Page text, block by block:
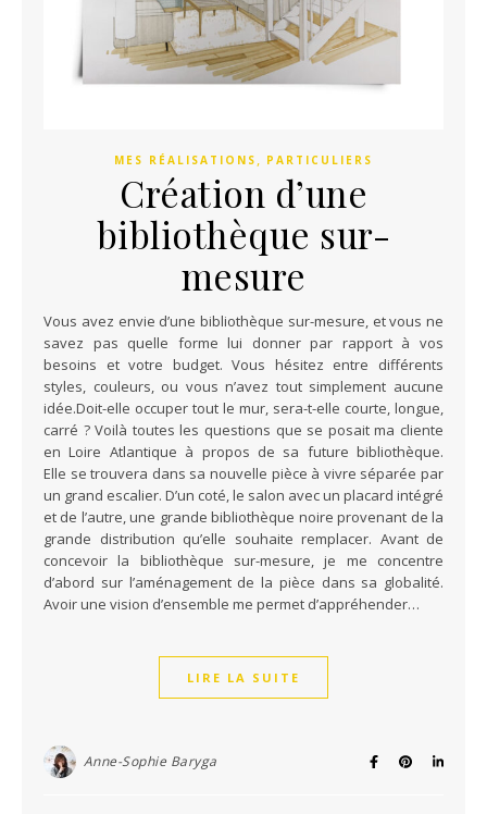
MES RÉALISATIONS , PARTICULIERS
Création d’une
bibliothèque sur-
mesure
Vous avez envie d’une bibliothèque sur-mesure, et vous ne
savez pas quelle forme lui donner par rapport à vos
besoins et votre budget. Vous hésitez entre différents
styles, couleurs, ou vous n’avez tout simplement aucune
idée.Doit-elle occuper tout le mur, sera-t-elle courte, longue,
carré ? Voilà toutes les questions que se posait ma cliente
en Loire Atlantique à propos de sa future bibliothèque.
Elle se trouvera dans sa nouvelle pièce à vivre séparée par
un grand escalier. D’un coté, le salon avec un placard intégré
et de l’autre, une grande bibliothèque noire provenant de la
grande distribution qu’elle souhaite remplacer. Avant de
concevoir la bibliothèque sur-mesure, je me concentre
d’abord sur l’aménagement de la pièce dans sa globalité.
Avoir une vision d’ensemble me permet d’appréhender…
LIRE LA SUITE
Anne-Sophie Baryga